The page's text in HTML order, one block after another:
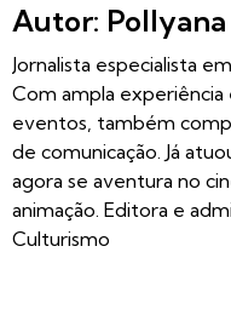
Autor:
Jornalista especialista
Com ampla experiência
eventos, também
de comunicação. Já
agora se aventura no
animação. Editora e
Culturismo